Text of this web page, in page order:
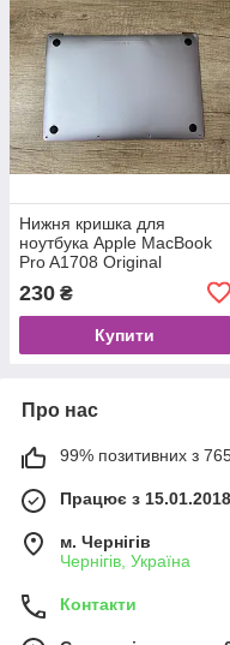
Нижня кришка для
ноутбука Apple MacBook
Pro A1708 Original
230 ₴
Купити
Про нас
99% позитивних з 765
Працює з 15.01.2018
м. Чернігів
Чернігів, Україна
Контакти